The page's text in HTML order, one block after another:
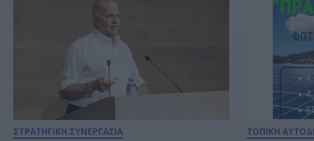
ΣΤΡΑΤΗΓΙΚΗ ΣΥΝΕΡΓΑΣΙΑ ΤΟΠΙΚΗ